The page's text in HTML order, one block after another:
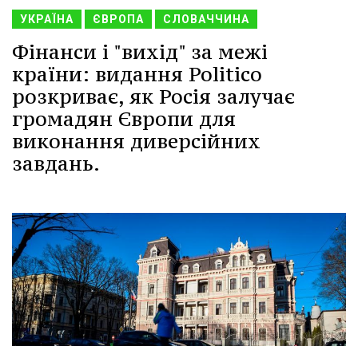
УКРАЇНА ЄВРОПА СЛОВАЧЧИНА
Фінанси і "вихід" за межі
країни: видання Politico
розкриває, як Росія залучає
громадян Європи для
виконання диверсійних
завдань.